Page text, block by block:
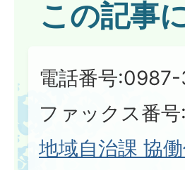
この記事
電話番号:0987-
ファックス番
地域自治課 協